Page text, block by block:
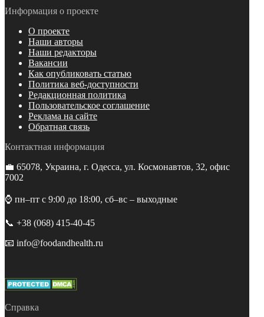
Информация о проекте
О проекте
Наши авторы
Наши редакторы
Вакансии
Как опубликовать статью
Политика веб-доступности
Редакционная политика
Пользовательское соглашение
Реклама на сайте
Обратная связь
Контактная информация
💼 65078, Украина, г. Одесса, ул. Космонавтов, 32, офис
7002
⌚️ пн–пт с 9:00 до 18:00, сб–вс – выходные
📞 +38 (068) 415-40-45
📧 info@foodandhealth.ru
Справка